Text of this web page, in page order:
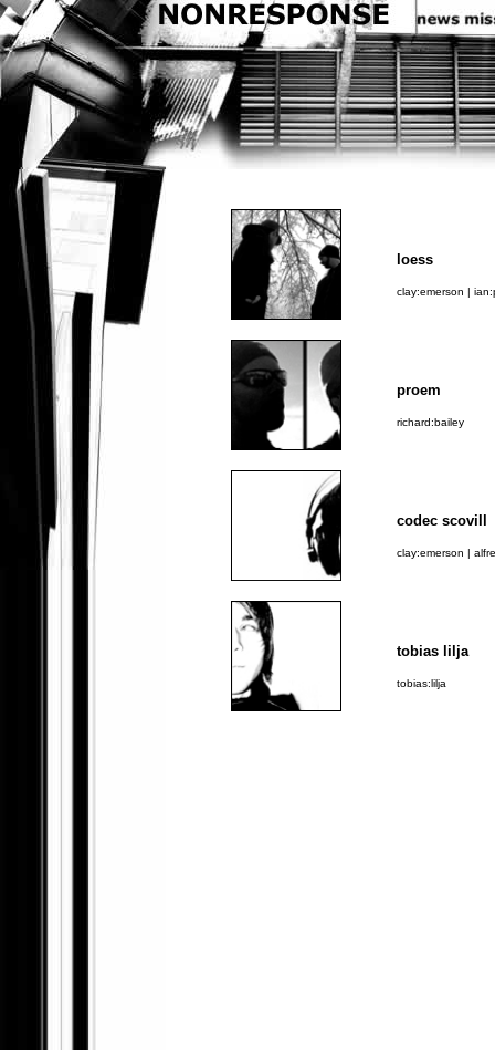
loess
clay:emerson |
proem
richard:bailey
codec scovill
clay:emerson |
tobias lilja
tobias:lilja